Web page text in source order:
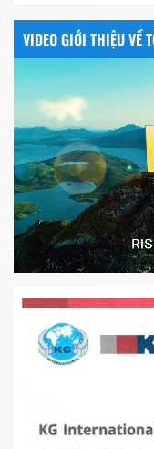
VIDEO GIỚI THIỆU VỀ